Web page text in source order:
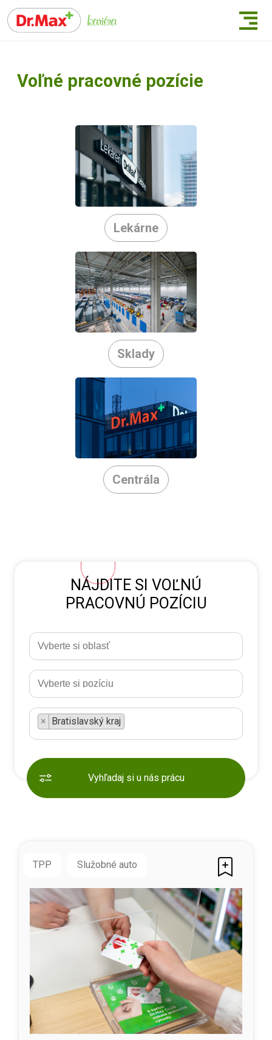
Voľné pracovné pozície
Lekárne
Sklady
Centrála
NÁJDITE SI VOĽNÚ
PRACOVNÚ POZÍCIU
× Bratislavský kraj
Vyhľadaj si u nás prácu
TPP Služobné auto